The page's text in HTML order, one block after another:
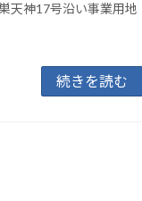
天神17号沿い事業用地
続きを読む